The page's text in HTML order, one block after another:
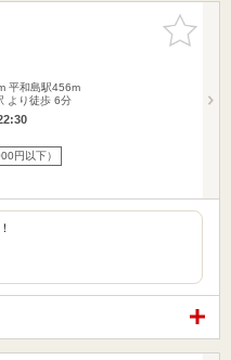
お気に入
りに追加
平和島駅456m
より徒歩 6分
円以下）